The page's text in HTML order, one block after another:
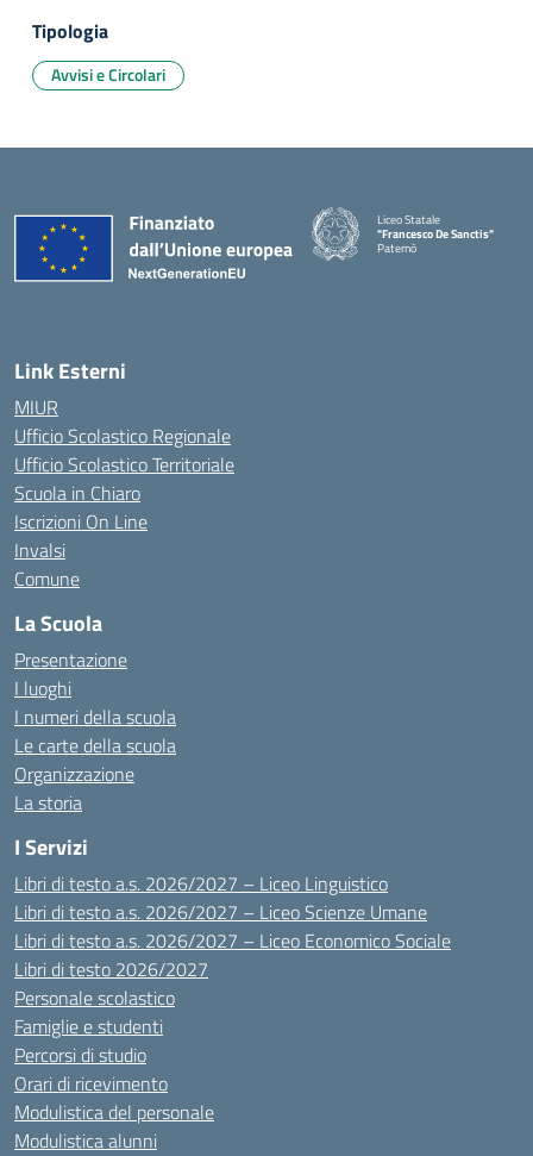
Tipologia
Avvisi e Circolari
Liceo Statale
"Francesco De Sanctis"
Paternò
Link Esterni
MIUR
Ufficio Scolastico Regionale
Ufficio Scolastico Territoriale
Scuola in Chiaro
Iscrizioni On Line
Invalsi
Comune
La Scuola
Presentazione
I luoghi
I numeri della scuola
Le carte della scuola
Organizzazione
La storia
I Servizi
Libri di testo a.s. 2026/2027 – Liceo Linguistico
Libri di testo a.s. 2026/2027 – Liceo Scienze Umane
Libri di testo a.s. 2026/2027 – Liceo Economico Sociale
Libri di testo 2026/2027
Personale scolastico
Famiglie e studenti
Percorsi di studio
Orari di ricevimento
Modulistica del personale
Modulistica alunni